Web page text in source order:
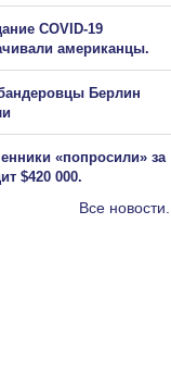
COVID-19
американцы.
Берлин
«попросили» за
$420 000.
Все новости...